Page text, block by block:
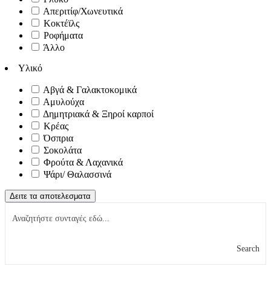
Απεριτίφ/Χωνευτικά
Κοκτέϊλς
Ροφήματα
Άλλο
Υλικό
Αβγά & Γαλακτοκομικά
Αμυλούχα
Δημητριακά & Ξηροί καρποί
Κρέας
Όσπρια
Σοκολάτα
Φρούτα & Λαχανικά
Ψάρι/ Θαλασσινά
Δειτε τα αποτελεσματα
Search